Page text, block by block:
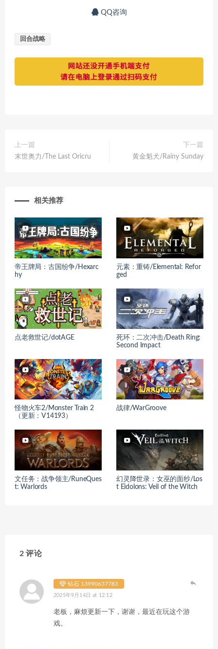
QQ咨询
回合战略
上一篇
末世奥力/The Last Oricru
下一篇
黄金魁犬/Rainy Sunday
相关推荐
帝王牌局：古国纷争/Hexarc
hy
元素：重铸/Elemental: Refor
ged
点老救世记/dotAGE
死环：二次冲击/Death Ring:
Second Impact
怪物火车2/Monster Train 2
（更新：V14193）
战律/WarGroove
文任务：战争领主/RuneQues
t: Warlords
幻灵降世录：女巫的面纱/Los
t Eidolons: Veil of the Witch
2 评论
钻石 13990637783
2025年9月14日 at 12:12
老板，麻烦更新一下，谢谢，最近在玩这个游
戏。